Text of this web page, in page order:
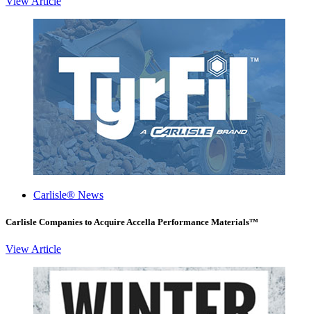
Carlisle® News
Carlisle Companies to Acquire Accella Performance Materials™
View Article